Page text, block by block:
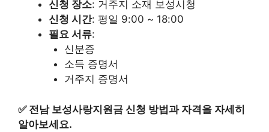
신청 장소: 거주지 소재 보성시청
신청 시간: 평일 9:00 ~ 18:00
필요 서류:
신분증
소득 증명서
거주지 증명서
✅ 전남 보성사랑지원금 신청 방법과 자격을 자세히
알아보세요.